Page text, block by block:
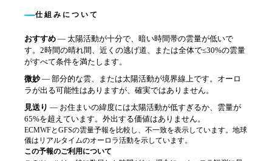
仕組みについて
おすすめ — 太陽活動が十分で、暗い時間帯の雲量が低いで
す。2時間の晴れ間、近くの逃げ道、または全体で≤30%の雲量
がすべて条件を満たします。
微妙— 部分的な雲、または太陽活動が境界線上です。オーロ
ラが出る可能性はありますが、確実ではありません。
見送り — お住まいの緯度には太陽活動が低すぎるか、雲量が
65%を超えています。外出する価値はありません。
ECMWFとGFSの雲量予報を比較し、不一致を表示しています。地球
儀はリアルタイムのオーロラ活動を示しています。
この予報のご利用について